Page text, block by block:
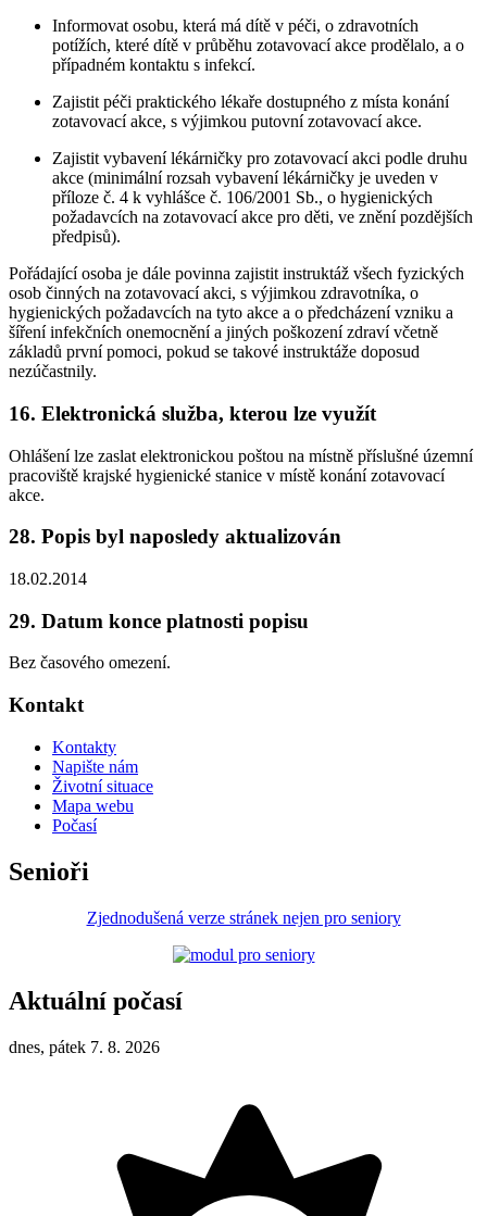
Informovat osobu, která má dítě v péči, o zdravotních
potížích, které dítě v průběhu zotavovací akce prodělalo, a o
případném kontaktu s infekcí.
Zajistit péči praktického lékaře dostupného z místa konání
zotavovací akce, s výjimkou putovní zotavovací akce.
Zajistit vybavení lékárničky pro zotavovací akci podle druhu
akce (minimální rozsah vybavení lékárničky je uveden v
příloze č. 4 k vyhlášce č. 106/2001 Sb., o hygienických
požadavcích na zotavovací akce pro děti, ve znění pozdějších
předpisů).
Pořádající osoba je dále povinna zajistit instruktáž všech fyzických
osob činných na zotavovací akci, s výjimkou zdravotníka, o
hygienických požadavcích na tyto akce a o předcházení vzniku a
šíření infekčních onemocnění a jiných poškození zdraví včetně
základů první pomoci, pokud se takové instruktáže doposud
nezúčastnily.
16. Elektronická služba, kterou lze využít
Ohlášení lze zaslat elektronickou poštou na místně příslušné územní
pracoviště krajské hygienické stanice v místě konání zotavovací
akce.
28. Popis byl naposledy aktualizován
18.02.2014
29. Datum konce platnosti popisu
Bez časového omezení.
Kontakt
Kontakty
Napište nám
Životní situace
Mapa webu
Počasí
Senioři
Zjednodušená verze stránek nejen pro seniory
Aktuální počasí
dnes, pátek 7. 8. 2026